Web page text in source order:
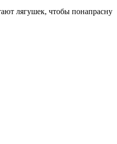
лягушек, чтобы понапрасну